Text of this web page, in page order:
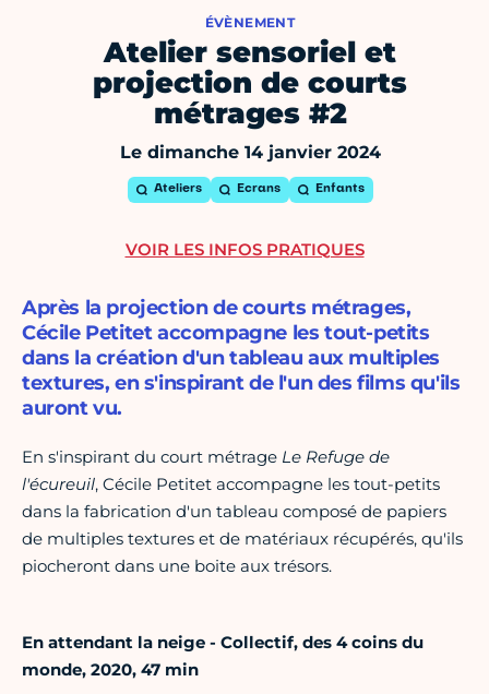
ÉVÈNEMENT
Atelier sensoriel et
projection de courts
métrages #2
Le dimanche 14 janvier 2024
Ateliers Ecrans Enfants
Après la projection de courts métrages,
Cécile Petitet accompagne les tout-petits
dans la création d'un tableau aux multiples
textures, en s'inspirant de l'un des films qu'ils
auront vu.
En s'inspirant du court métrage Le Refuge de
l'écureuil, Cécile Petitet accompagne les tout-petits
dans la fabrication d'un tableau composé de papiers
de multiples textures et de matériaux récupérés, qu'ils
piocheront dans une boite aux trésors.
En attendant la neige - Collectif, des 4 coins du
monde, 2020, 47 min
VOIR LES INFOS PRATIQUES